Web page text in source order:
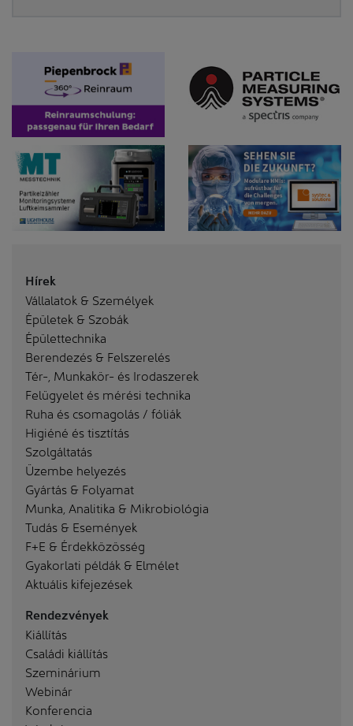
Hírek
Vállalatok & Személyek
Épületek & Szobák
Épülettechnika
Berendezés & Felszerelés
Tér-, Munkakör- és Irodaszerek
Felügyelet és mérési technika
Ruha és csomagolás / fóliák
Higiéné és tisztítás
Szolgáltatás
Üzembe helyezés
Gyártás & Folyamat
Munka, Analitika & Mikrobiológia
Tudás & Események
F+E & Érdekközösség
Gyakorlati példák & Elmélet
Aktuális kifejezések
Rendezvények
Kiállítás
Családi kiállítás
Szeminárium
Webinár
Konferencia